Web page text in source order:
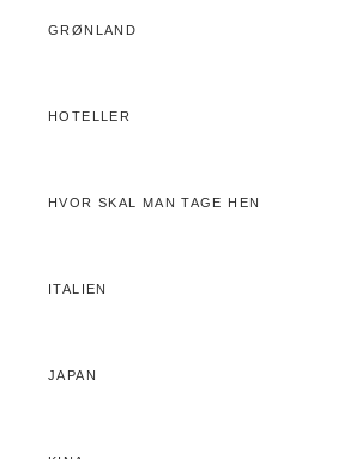
GRØNLAND
HOTELLER
HVOR SKAL MAN TAGE HEN
ITALIEN
JAPAN